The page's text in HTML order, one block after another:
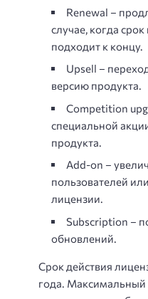
Renewal –
случае, когда
подходит к концу.
Upsell –
версию продукта.
Competition
специальной
продукта.
Add-on –
пользователей
лицензии.
Subscription –
обновлений.
Срок действия
года. Максимальный